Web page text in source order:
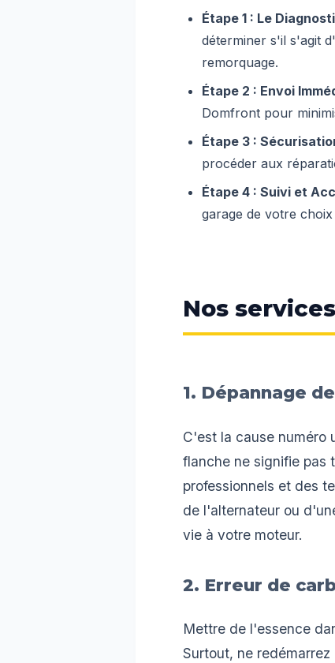
Étape 1 : Le
déterminer s'il s'agit
remorquage.
Étape 2 : Envoi
Domfront pour
Étape 3 :
procéder aux
Étape 4 : Suivi et
garage de votre
Nos
1. Dépannage
C'est la cause numéro
flanche ne signifie pas
professionnels et des
de l'alternateur ou
vie à votre moteur.
2. Erreur de
Mettre de l'essence
Surtout, ne